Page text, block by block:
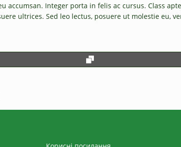
accumsan. Integer porta in felis ac cursus. Class
ultrices. Sed leo lectus, posuere ut molestie eu,